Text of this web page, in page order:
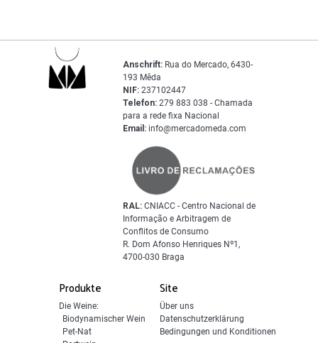
Produkte
Die Weine:
Biodynamischer Wein
Pet-Nat
Site
Über uns
Datenschutzerklärung
Bedingungen und Konditionen
Anschrift: Rua do Mercado, 6430-
193 Mêda
NIF: 237102447
Telefon: 279 883 038 - Chamada
para a rede fixa Nacional
Email: info@mercadomeda.com
RAL: CNIACC - Centro Nacional de
Informação e Arbitragem de
Conflitos de Consumo
R. Dom Afonso Henriques Nº1,
4700-030 Braga